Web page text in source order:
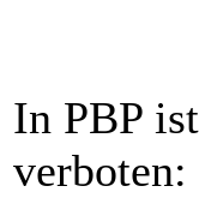
In PBP
verboten: